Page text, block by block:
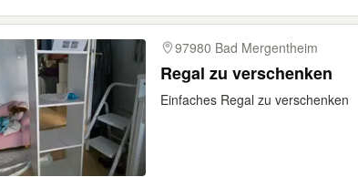
97980 Bad Mergentheim
Regal zu verschenken
Einfaches Regal zu verschenken